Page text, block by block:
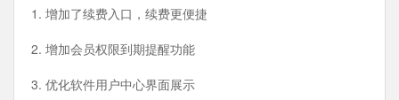
1. 增加了续费入口，续费更便捷
2. 增加会员权限到期提醒功能
3. 优化软件用户中心界面展示